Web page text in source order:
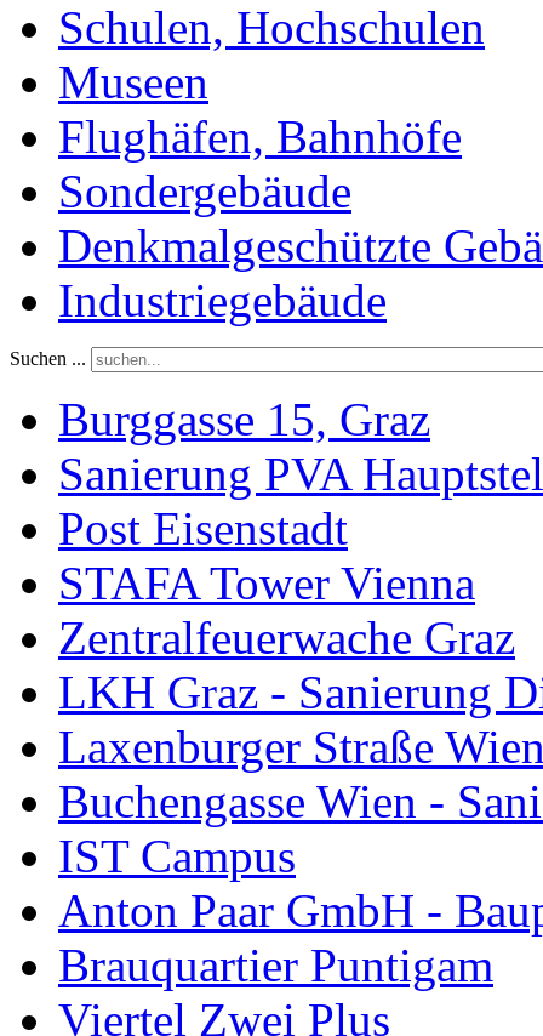
Schulen, Hochschulen
Museen
Flughäfen, Bahnhöfe
Sondergebäude
Denkmalgeschützte
Industriegebäude
Suchen ...
Burggasse 15, Graz
Sanierung PVA
Post Eisenstadt
STAFA Tower Vienna
Zentralfeuerwache Graz
LKH Graz - Sanierung
Laxenburger Straße
Buchengasse Wien -
IST Campus
Anton Paar GmbH -
Brauquartier Puntigam
Viertel Zwei Plus